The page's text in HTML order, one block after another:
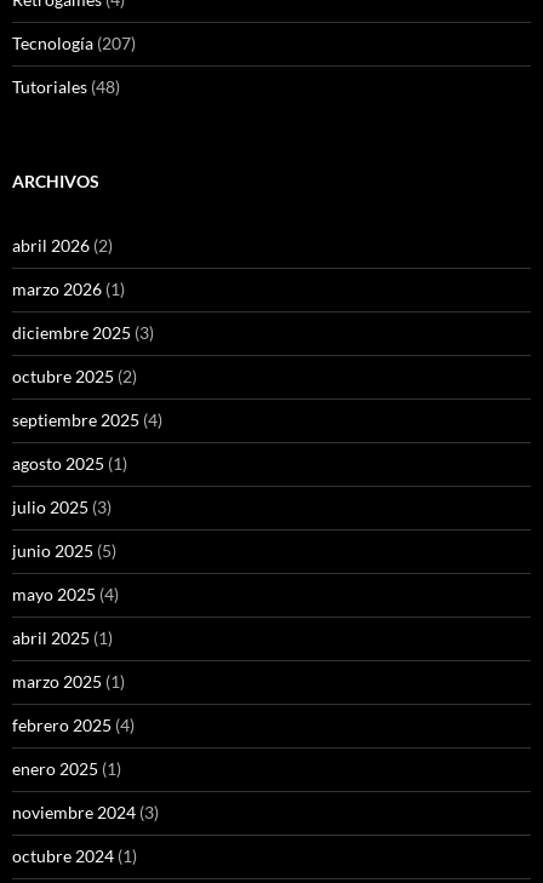
Tecnología (207)
Tutoriales (48)
ARCHIVOS
abril 2026 (2)
marzo 2026 (1)
diciembre 2025 (3)
octubre 2025 (2)
septiembre 2025 (4)
agosto 2025 (1)
julio 2025 (3)
junio 2025 (5)
mayo 2025 (4)
abril 2025 (1)
marzo 2025 (1)
febrero 2025 (4)
enero 2025 (1)
noviembre 2024 (3)
octubre 2024 (1)